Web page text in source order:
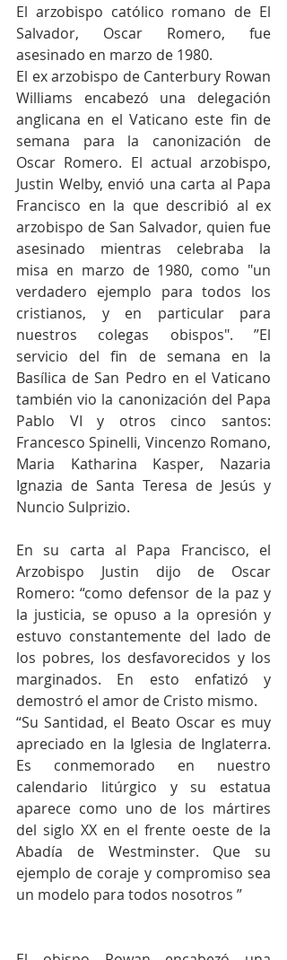
El arzobispo católico romano de El
Salvador, Oscar Romero, fue
asesinado en marzo de 1980.
El ex arzobispo de Canterbury Rowan
Williams encabezó una delegación
anglicana en el Vaticano este fin de
semana para la canonización de
Oscar Romero. El actual arzobispo,
Justin Welby, envió una carta al Papa
Francisco en la que describió al ex
arzobispo de San Salvador, quien fue
asesinado mientras celebraba la
misa en marzo de 1980, como "un
verdadero ejemplo para todos los
cristianos, y en particular para
nuestros colegas obispos". ”El
servicio del fin de semana en la
Basílica de San Pedro en el Vaticano
también vio la canonización del Papa
Pablo VI y otros cinco santos:
Francesco Spinelli, Vincenzo Romano,
Maria Katharina Kasper, Nazaria
Ignazia de Santa Teresa de Jesús y
Nuncio Sulprizio.
En su carta al Papa Francisco, el
Arzobispo Justin dijo de Oscar
Romero: “como defensor de la paz y
la justicia, se opuso a la opresión y
estuvo constantemente del lado de
los pobres, los desfavorecidos y los
marginados. En esto enfatizó y
demostró el amor de Cristo mismo.
“Su Santidad, el Beato Oscar es muy
apreciado en la Iglesia de Inglaterra.
Es conmemorado en nuestro
calendario litúrgico y su estatua
aparece como uno de los mártires
del siglo XX en el frente oeste de la
Abadía de Westminster. Que su
ejemplo de coraje y compromiso sea
un modelo para todos nosotros ”